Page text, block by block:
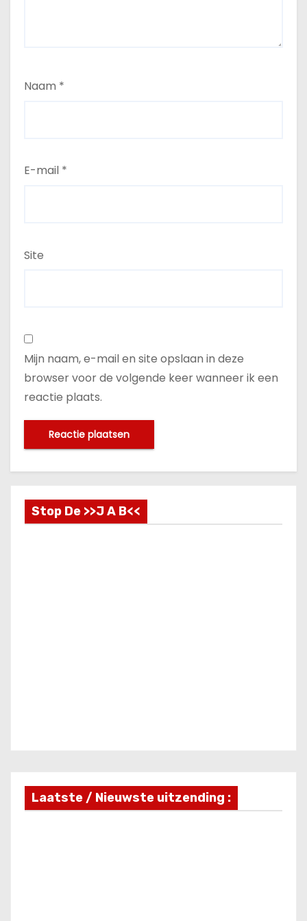
Naam *
E-mail *
Site
Mijn naam, e-mail en site opslaan in deze
browser voor de volgende keer wanneer ik een
reactie plaats.
Stop De >>J A B<<
Laatste / Nieuwste uitzending :